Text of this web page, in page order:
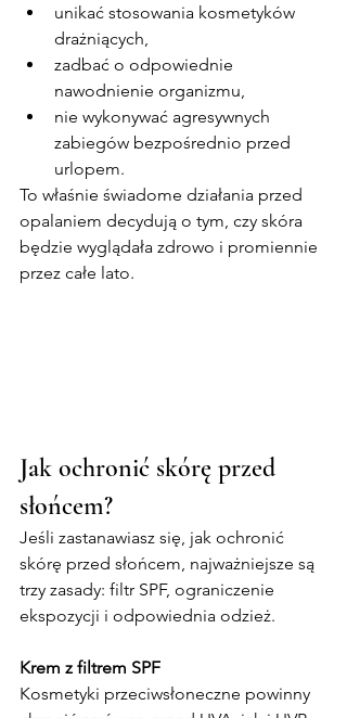
unikać stosowania kosmetyków
drażniących,
zadbać o odpowiednie
nawodnienie organizmu,
nie wykonywać agresywnych
zabiegów bezpośrednio przed
urlopem.
To właśnie świadome działania przed
opalaniem decydują o tym, czy skóra
będzie wyglądała zdrowo i promiennie
przez całe lato.
Jak ochronić skórę przed
słońcem?
Jeśli zastanawiasz się, jak ochronić
skórę przed słońcem, najważniejsze są
trzy zasady: filtr SPF, ograniczenie
ekspozycji i odpowiednia odzież.
Krem z filtrem SPF
Kosmetyki przeciwsłoneczne powinny